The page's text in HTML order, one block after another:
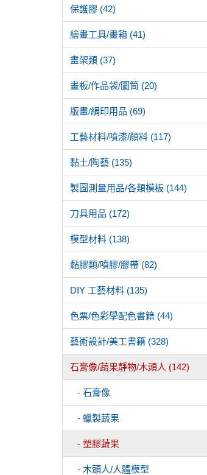
保護膠 (42)
繪畫工具/畫箱 (41)
畫架類 (37)
畫板/作品袋/圖筒 (20)
版畫/絹印用品 (69)
工藝材料/噴漆/顏料 (117)
黏土/陶藝 (135)
製圖測量用品/各類模板 (144)
刀具用品 (172)
模型材料 (138)
黏膠類/噴膠/膠帶 (82)
DIY 工藝材料 (135)
色票/色彩學配色書籍 (44)
藝術設計/美工書籍 (328)
石膏像/蔬果靜物/木頭人 (142)
- 石膏像
- 蠟製蔬果
- 塑膠蔬果
- 木頭人/人體模型